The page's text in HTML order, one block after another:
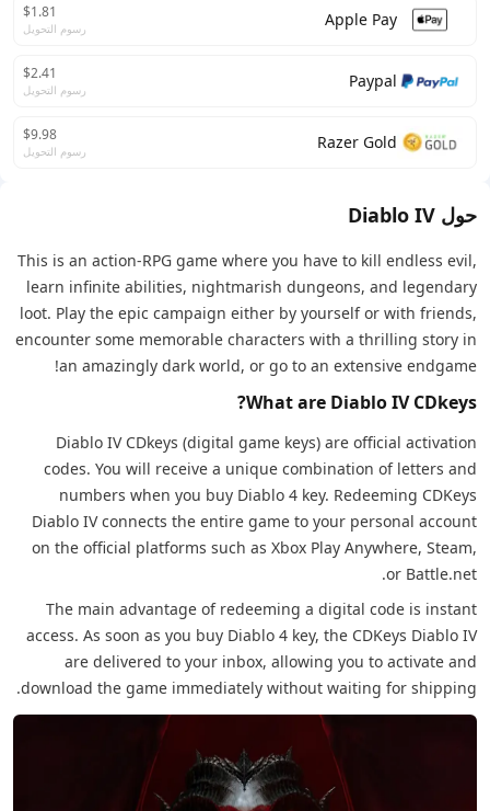
Apple Pay
$1.81
رسوم التحويل
Paypal
$2.41
رسوم التحويل
Razer Gold
$9.98
رسوم التحويل
حول Diablo IV
This is an action-RPG game where you have to kill endless evil,
learn infinite abilities, nightmarish dungeons, and legendary
loot. Play the epic campaign either by yourself or with friends,
encounter some memorable characters with a thrilling story in
an amazingly dark world, or go to an extensive endgame!
What are Diablo IV CDkeys?
Diablo IV CDkeys (digital game keys) are official activation
codes. You will receive a unique combination of letters and
numbers when you buy Diablo 4 key. Redeeming CDKeys
Diablo IV connects the entire game to your personal account
on the official platforms such as Xbox Play Anywhere, Steam,
or Battle.net.
The main advantage of redeeming a digital code is instant
access. As soon as you buy Diablo 4 key, the CDKeys Diablo IV
are delivered to your inbox, allowing you to activate and
download the game immediately without waiting for shipping.